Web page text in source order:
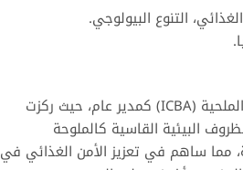
التنوع البيولوجي.
قبل انضمامها إلى منظمة الأغذية والزراعة، قادت الدكتورة الوافي المركز الدولي للزراعة الملحية (ICBA) كمدير عام، حيث ركزت
البيئية القاسية كالملوحة
مما ساهم في تعزيز الأمن الغذائي في